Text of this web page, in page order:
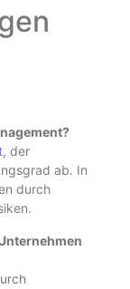
, der
ab. In
durch